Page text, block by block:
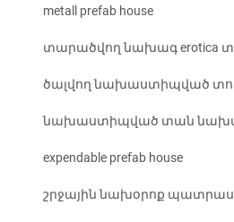
metall prefab house
տարածվող նախագ erotica
ծալվող նախաստիպված
նախաստիպված տան
expendable prefab house
շրջային նախօրոք